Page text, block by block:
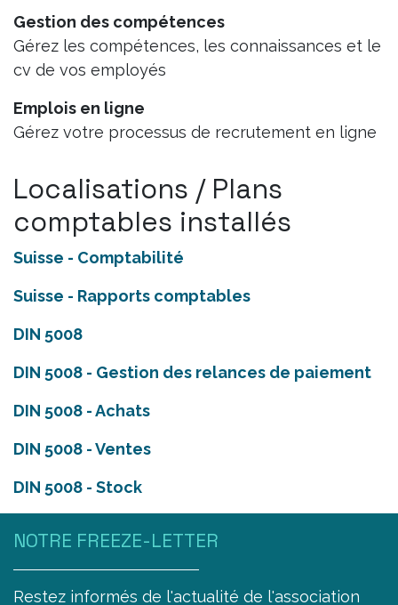
Gestion des compétences
Gérez les compétences, les connaissances et le
cv de vos employés
Emplois en ligne
Gérez votre processus de recrutement en ligne
Localisations / Plans
comptables installés
Suisse - Comptabilité
Suisse - Rapports comptables
DIN 5008
DIN 5008 - Gestion des relances de paiement
DIN 5008 - Achats
DIN 5008 - Ventes
DIN 5008 - Stock
NOTRE FREEZE-LETTER
Restez informés de l'actualité de l'association